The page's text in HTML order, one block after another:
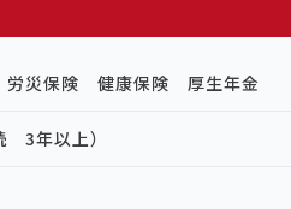
災保険 健康保険 厚生年金
3年以上）